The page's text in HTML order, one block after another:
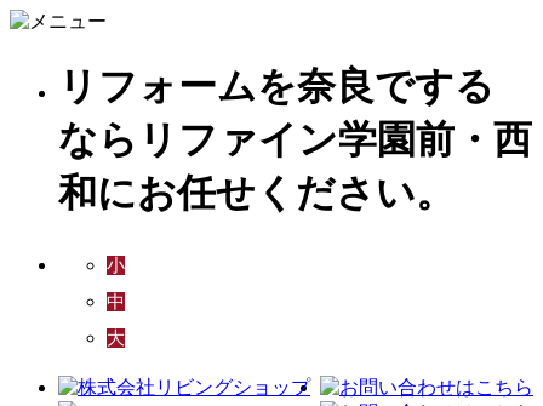
リフォームを奈良でする
ならリファイン学園前・西
和にお任せください。
小
中
大